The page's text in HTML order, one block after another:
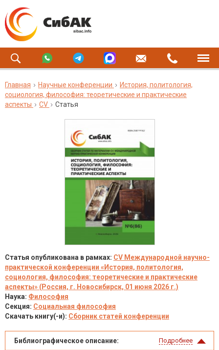
Главная Научные конференции
История, политология,
социология, философия: теоретические и практические
аспекты
CV Статья
Статья опубликована в рамках: CV Международной научно-
практической конференции «История, политология,
социология, философия: теоретические и практические
аспекты» (Россия, г. Новосибирск, 01 июня 2026 г.)
Наука: Философия
Секция: Социальная философия
Скачать книгу(-и): Сборник статей конференции
Библиографическое описание: Подробнее